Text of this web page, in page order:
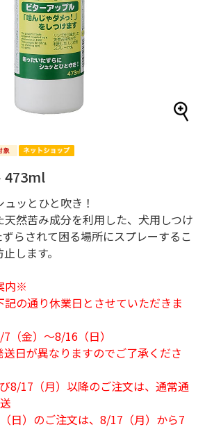
473ml
ッとひと吹き！
天然苦み成分を利用した、犬用しつけ
らされて困る場所にスプレーするこ
します。
内※
の通り休業日とさせていただきま
（金）～8/16（日）
日が異なりますのでご了承くださ
8/17（月）以降のご注文は、通常通
日）のご注文は、8/17（月）から7